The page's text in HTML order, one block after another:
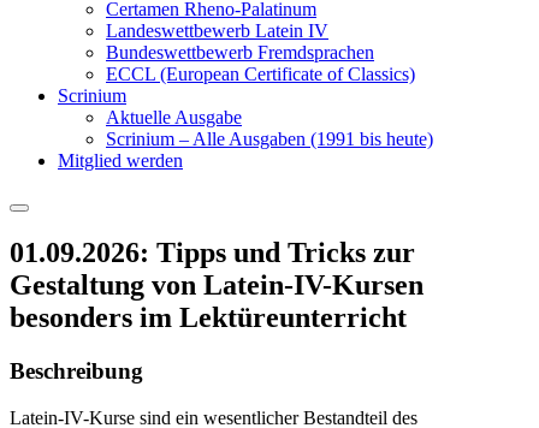
Certamen Rheno-Palatinum
Landeswettbewerb Latein IV
Bundeswettbewerb Fremdsprachen
ECCL (European Certificate of Classics)
Scrinium
Aktuelle Ausgabe
Scrinium – Alle Ausgaben (1991 bis heute)
Mitglied werden
01.09.2026: Tipps und Tricks zur
Gestaltung von Latein-IV-Kursen
besonders im Lektüreunterricht
Beschreibung
Latein-IV-Kurse sind ein wesentlicher Bestandteil des